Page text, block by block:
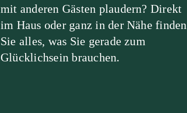
mit anderen Gästen plaudern? Direkt
im Haus oder ganz in der Nähe finden
Sie alles, was Sie gerade zum
Glücklichsein brauchen.